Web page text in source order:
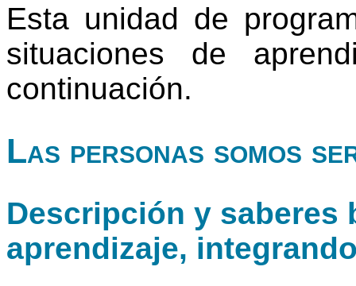
Esta unidad de
situaciones de
continuación.
Las personas somos
Descripción y saberes
aprendizaje,